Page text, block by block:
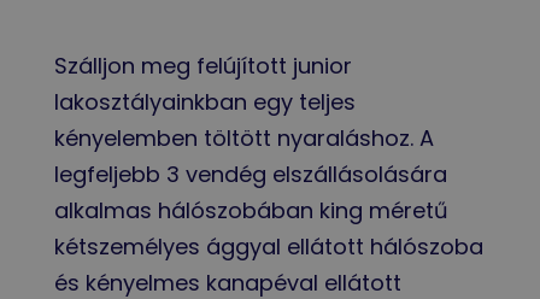
Szálljon meg felújított junior
lakosztályainkban egy teljes
kényelemben töltött nyaraláshoz. A
legfeljebb 3 vendég elszállásolására
alkalmas hálószobában king méretű
kétszemélyes ággyal ellátott hálószoba
és kényelmes kanapéval ellátott